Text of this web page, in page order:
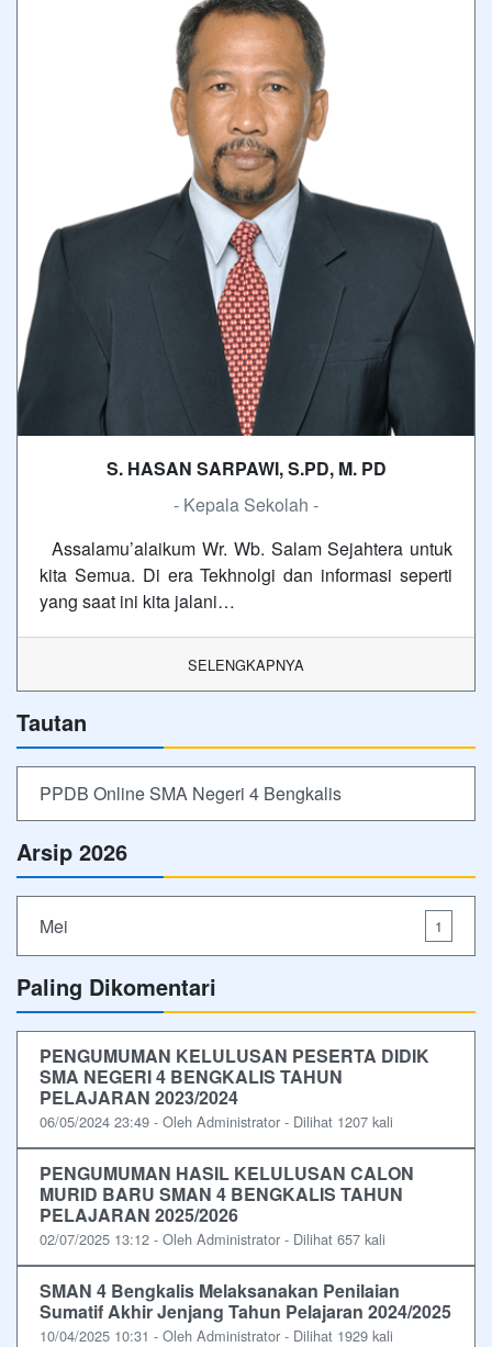
S. HASAN SARPAWI, S.PD, M. PD
- Kepala Sekolah -
Assalamu’alaikum Wr. Wb. Salam Sejahtera untuk
kita Semua. Di era Tekhnolgi dan informasi seperti
yang saat ini kita jalani…
SELENGKAPNYA
Tautan
PPDB Online SMA Negeri 4 Bengkalis
Arsip 2026
Mei 1
Paling Dikomentari
PENGUMUMAN KELULUSAN PESERTA DIDIK
SMA NEGERI 4 BENGKALIS TAHUN
PELAJARAN 2023/2024
06/05/2024 23:49 - Oleh Administrator - Dilihat 1207 kali
PENGUMUMAN HASIL KELULUSAN CALON
MURID BARU SMAN 4 BENGKALIS TAHUN
PELAJARAN 2025/2026
02/07/2025 13:12 - Oleh Administrator - Dilihat 657 kali
SMAN 4 Bengkalis Melaksanakan Penilaian
Sumatif Akhir Jenjang Tahun Pelajaran 2024/2025
10/04/2025 10:31 - Oleh Administrator - Dilihat 1929 kali